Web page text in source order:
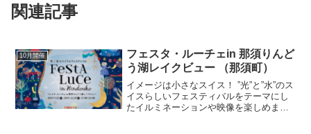
関連記事
10月開催
フェスタ・ルーチェin 那須りんど
う湖レイクビュー （那須町）
イメージは小さなスイス！ ”光”と”水”のス
イスらしいフェスティバルをテーマにし
たイルミネーションや映像を楽しめま